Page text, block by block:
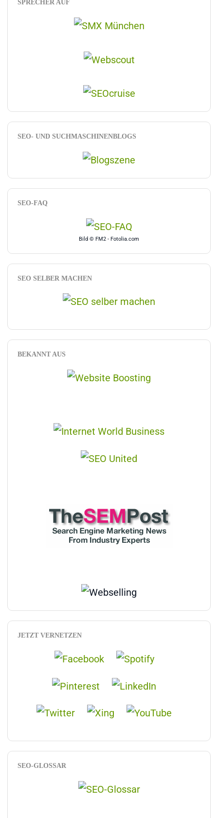
SPRECHER AUF
SEO- UND SUCHMASCHINENBLOGS
SEO-FAQ
Bild © FM2 - Fotolia.com
SEO SELBER MACHEN
BEKANNT AUS
JETZT VERNETZEN
SEO-GLOSSAR